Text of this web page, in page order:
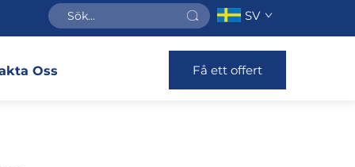
SV
Oss Få ett offert